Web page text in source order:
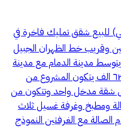
للبيع شقق تمليك فاخرة في
وقريب خط الظهران الجبيل
مدينة الدمام مع مدينة
الظهران تبداء الاسعار من ٤٧٠ الف حتى ٦٣٠ الف يتكون المشروع من
شقة مدخل واحد وتتكون من
ومطبخ وغرفة غسيل ثلاث
مع الغرفتين النموذج